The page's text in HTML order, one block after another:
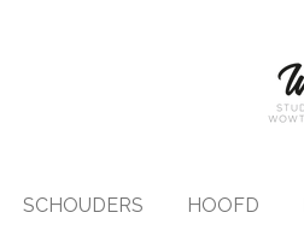
SCHOUDERS HOOFD